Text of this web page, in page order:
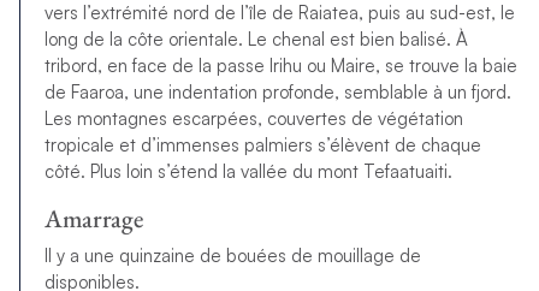
vers l’extrémité nord de l’île de Raiatea, puis au sud-est, le
long de la côte orientale. Le chenal est bien balisé. À
tribord, en face de la passe Irihu ou Maire, se trouve la baie
de Faaroa, une indentation profonde, semblable à un fjord.
Les montagnes escarpées, couvertes de végétation
tropicale et d’immenses palmiers s’élèvent de chaque
côté. Plus loin s’étend la vallée du mont Tefaatuaiti.
Amarrage
Il y a une quinzaine de bouées de mouillage de
disponibles.